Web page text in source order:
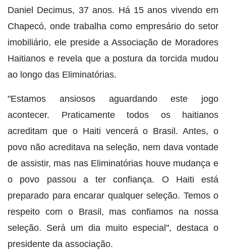
Daniel Decimus, 37 anos. Há 15 anos vivendo em
Chapecó, onde trabalha como empresário do setor
imobiliário, ele preside a Associação de Moradores
Haitianos e revela que a postura da torcida mudou
ao longo das Eliminatórias.
"Estamos ansiosos aguardando este jogo
acontecer. Praticamente todos os haitianos
acreditam que o Haiti vencerá o Brasil. Antes, o
povo não acreditava na seleção, nem dava vontade
de assistir, mas nas Eliminatórias houve mudança e
o povo passou a ter confiança. O Haiti está
preparado para encarar qualquer seleção. Temos o
respeito com o Brasil, mas confiamos na nossa
seleção. Será um dia muito especial", destaca o
presidente da associação.